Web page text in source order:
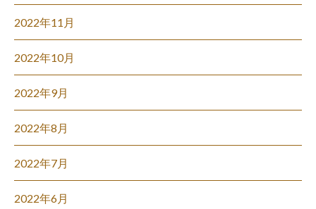
2022年11月
2022年10月
2022年9月
2022年8月
2022年7月
2022年6月